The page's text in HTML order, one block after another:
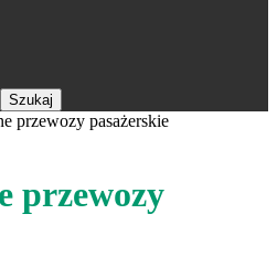
Szukaj
przewozy pasażerskie
przewozy